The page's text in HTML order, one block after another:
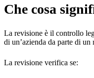
Che cosa
La revisione è il controllo
di un’azienda da parte di un
La revisione verifica se: